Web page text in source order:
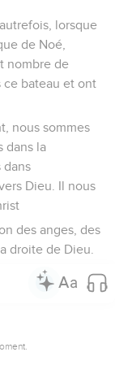
lorsque
de Noé,
nombre de
ce bateau et ont
nous sommes
dans la
dans
Dieu. Il nous
des anges, des
droite de Dieu.